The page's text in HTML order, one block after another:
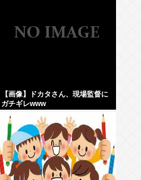
【画像】ドカタさん、現場監督に
ガチギレwww